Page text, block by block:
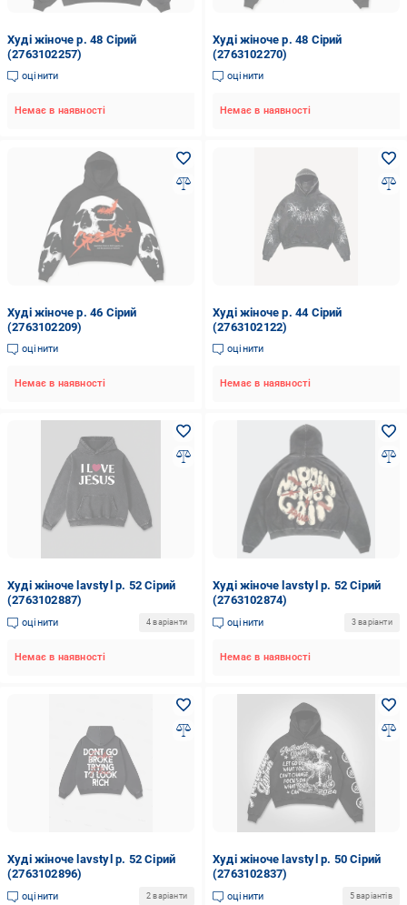
Худі жіноче р. 48 Сірий
(2763102257)
оцінити
Немає в наявності
Худі жіноче р. 48 Сірий
(2763102270)
оцінити
Немає в наявності
Худі жіноче р. 46 Сірий
(2763102209)
оцінити
Немає в наявності
Худі жіноче р. 44 Сірий
(2763102122)
оцінити
Немає в наявності
Худі жіноче lavstyl р. 52 Сірий
(2763102887)
оцінити 4 варіанти
Немає в наявності
Худі жіноче lavstyl р. 52 Сірий
(2763102874)
оцінити 3 варіанти
Немає в наявності
Худі жіноче lavstyl р. 52 Сірий
(2763102896)
оцінити 2 варіанти
Худі жіноче lavstyl р. 50 Сірий
(2763102837)
оцінити 5 варіантів